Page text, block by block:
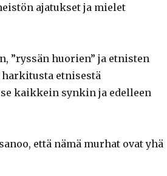
ajatukset ja mielet
”ryssän huorien” ja etnisten
etnisestä
kaikkein synkin ja edelleen
että nämä murhat ovat yhä